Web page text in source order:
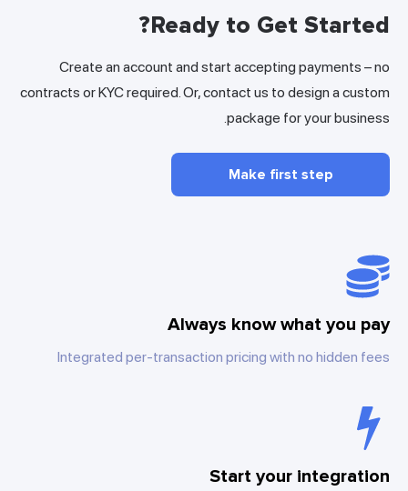
Ready to Get
Create an account and start accepting payments –
contracts or KYC required. Or, contact us to design a
package for your
Make first step
Always know what you
Integrated per-transaction pricing with no hidden
Start your